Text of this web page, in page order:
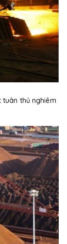
tuân thủ nghiêm